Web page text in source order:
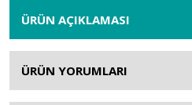
ÜRÜN AÇIKLAMASI
ÜRÜN YORUMLARI